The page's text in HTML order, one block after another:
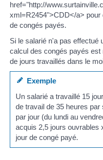
href="http://
xml=R2454">CDD</a> pour
de congés payés.
Si le salarié n'a pas effectué
calcul des congés payés est
de jours travaillés dans le
Exemple
Un salarié a travaillé 15
de travail de 35 heures
par jour (du lundi au
acquis 2,5 jours ouvrables
jour de congé payé.